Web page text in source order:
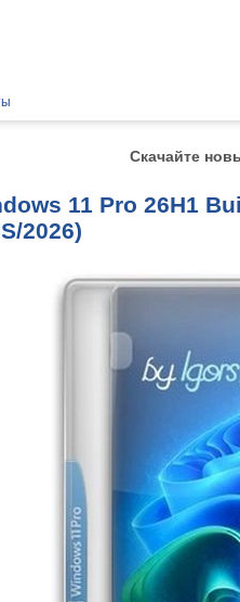
Скачайте
11 Pro 26H1
2026)